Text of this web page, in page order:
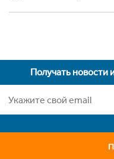
Получать